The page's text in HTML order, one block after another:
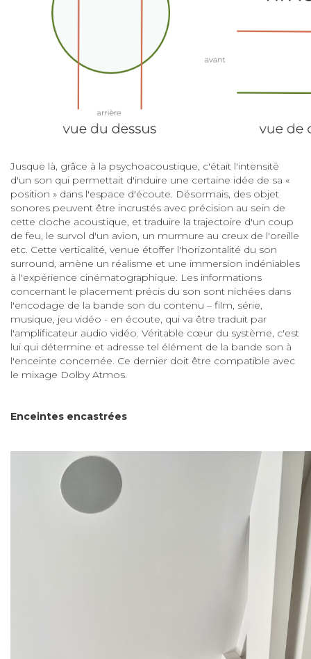
Jusque là, grâce à la psychoacoustique, c'était l'intensité
d'un son qui permettait d'induire une certaine idée de sa «
position » dans l'espace d'écoute. Désormais, des objet
sonores peuvent être incrustés avec précision au sein de
cette cloche acoustique, et traduire la trajectoire d'un coup
de feu, le survol d'un avion, un murmure au creux de l'oreille
etc. Cette verticalité, venue étoffer l'horizontalité du son
surround, amène un réalisme et une immersion indéniables
à l'expérience cinématographique. Les informations
concernant le placement précis du son sont nichées dans
l'encodage de la bande son du contenu – film, série,
musique, jeu vidéo - en écoute, qui va être traduit par
l'amplificateur audio vidéo. Véritable cœur du système, c'est
lui qui détermine et adresse tel élément de la bande son à
l'enceinte concernée. Ce dernier doit être compatible avec
le mixage Dolby Atmos.
Enceintes encastrées